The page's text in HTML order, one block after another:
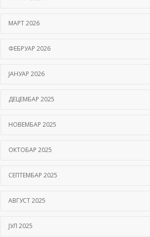
Hemofilija: Kako prepoznati simptome i kada se
09/06/2026
Kako hiperbarična komora pomaže oporavak
01/06/2026
МАРТ 2026
ФЕБРУАР 2026
ЈАНУАР 2026
ДЕЦЕМБАР 2025
НОВЕМБАР 2025
ОКТОБАР 2025
СЕПТЕМБАР 2025
АВГУСТ 2025
ЈУЛ 2025